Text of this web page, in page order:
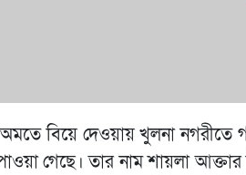
বিয়ে দেওয়ায় খুলনা নগরীতে
গেছে। তার নাম শায়লা